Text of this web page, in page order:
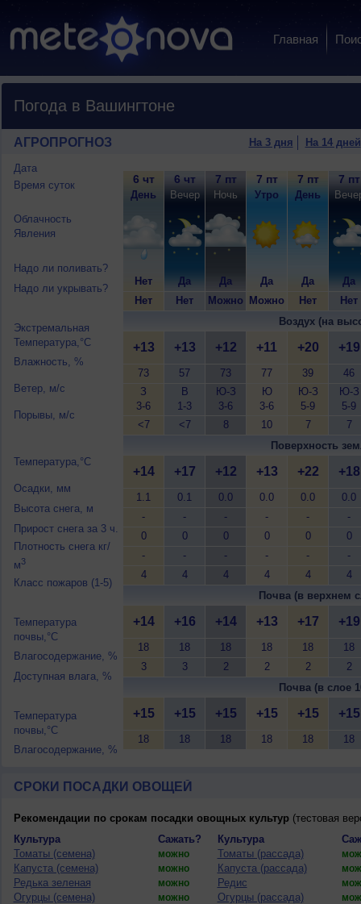
Главная
Погода в Вашингтоне
АГРОПРОГНОЗ На 3 дня На 14 дней
Дата
Время суток
Облачность
Явления
Надо ли поливать?
Надо ли укрывать?
Экстремальная
Температура,°C
Влажность, %
Ветер, м/с
Порывы, м/с
Температура,°C
Осадки, мм
Высота снега, м
Прирост снега за 3 ч.
Плотность снега кг/
м3
Класс пожаров (1-5)
Температура
почвы,°C
Влагосодержание, %
Доступная влага, %
Температура
почвы,°C
Влагосодержание, %
6 чт
День
Нет
Нет
6 чт
Вечер
Да
Нет
7 пт
Ночь
Да
Можно
7 пт
Утро
Да
Можно
7 пт
День
Да
Нет
7 пт
Да
Нет
Воздух (на
+13
73
З
3-6
<7
+13
57
В
1-3
<7
+12
73
Ю-З
3-6
8
+11
77
Ю
3-6
10
+20
39
Ю-З
5-9
7
+19
46
Ю-З
5-9
7
Поверхность
+14
1.1
-
0
-
4
+17
0.1
-
0
-
4
+12
0.0
-
0
-
4
+13
0.0
-
0
-
4
+22
0.0
-
0
-
4
+18
0.0
-
0
-
4
Почва (в верхнем
+14
18
3
+16
18
3
+14
18
2
+13
18
2
+17
18
2
+19
18
2
Почва (в слое
+15
18
+15
18
+15
18
+15
18
+15
18
+15
18
СРОКИ ПОСАДКИ ОВОЩЕЙ
Рекомендации по срокам посадки овощных культур(тестовая
Культура
Сажать? Культура
Томаты (семена)
можно Томаты (рассада)
Капуста (семена) можно Капуста (рассада)
Редька зеленая можно Редис
Огурцы (семена) можно Огурцы (рассада)